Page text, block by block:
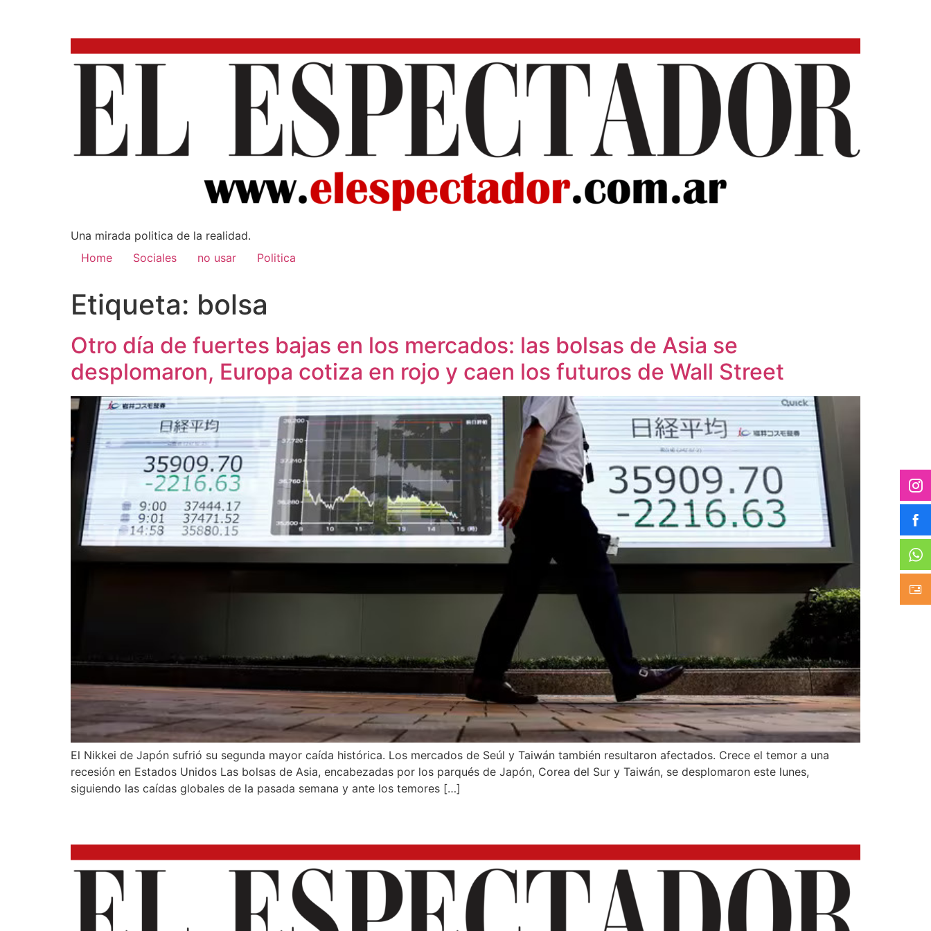
Una mirada poli­tica de la realidad.
Home
Sociales no usar Politica
Etiqueta: bolsa
Otro día de fuertes bajas en los mercados: las bolsas de Asia se
desplomaron, Europa cotiza en rojo y caen los futuros de Wall Street
El Nikkei de Japón sufrió su segunda mayor caída histórica. Los mercados de Seúl y Taiwán también resultaron afectados. Crece el temor a una
recesión en Estados Unidos Las bolsas de Asia, encabezadas por los parqués de Japón, Corea del Sur y Taiwán, se desplomaron este lunes,
siguiendo las caídas globales de la pasada semana y ante los temores […]